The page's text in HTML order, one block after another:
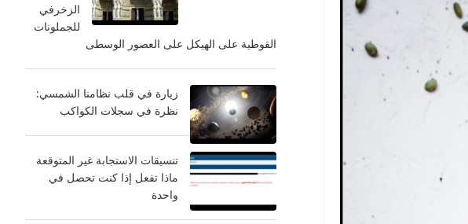
الزخرفي
للجملونات
القوطية على الهيكل على العصور الوسطى
زيارة في قلب نظامنا الشمسي:
نظرة في سجلات الكواكب
تنسيقات الاستجابة غير المتوقعة
ماذا تفعل إذا كنت تحصل في
واحدة